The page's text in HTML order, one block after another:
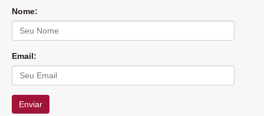
Nome:
Email:
Enviar